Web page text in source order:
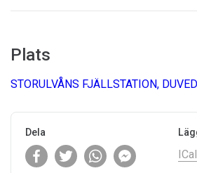
Plats
STORULVÅNS FJÄLLSTATION, DUVED
Dela
ICal